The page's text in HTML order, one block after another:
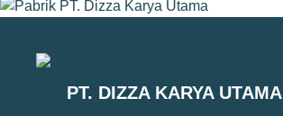
PT. DIZZA KARYA UTAMA